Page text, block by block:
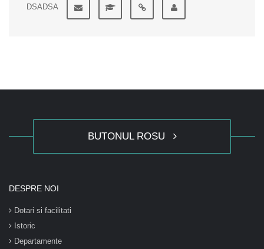
DSADSA
BUTONUL ROSU
DESPRE NOI
Dotari si facilitati
Istoric
Departamente